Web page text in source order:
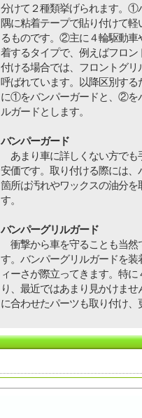
分けて２種類挙げられます。①
隅に粘着テープで貼り付けて軽
るものです。②主に４輪駆動車
着するタイプで、例えばフロン
付ける場合では、フロントグリ
呼ばれています。以降区別する
に①をバンパーガードと、②を
ルガードとします。
バンパーガード
あまり車に詳しくない方でも
安価です。取り付ける際には
箇所は汚れやワックスの油分
す。
バンパーグリルガード
衝撃から車を守ることも当然
す。バンパーグリルガードを
ィーさが際立ってきます。特
り、最近ではあまり見かけま
に合わせたパーツも取り付け